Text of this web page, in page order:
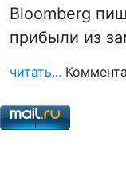
Bloomberg
прибыли из
читать...